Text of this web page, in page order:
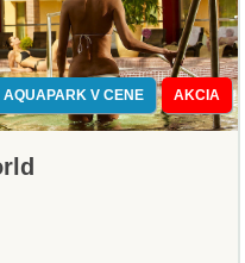
AQUAPARK V CENE AKCIA